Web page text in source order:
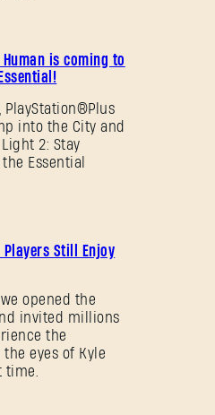
is coming to
PlayStation®Plus
into the City and
2: Stay
Essential
Players Still Enjoy
opened the
invited millions
the
eyes of Kyle